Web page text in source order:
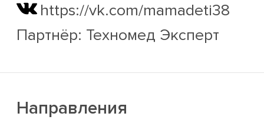
Направления
https://vk.com/mamadeti38
Партнёр: Техномед Эксперт